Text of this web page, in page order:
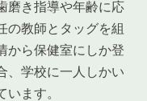
磨き指導や年齢に応
の教師とタッグを組
から保健室にしか登
、学校に一人しかい
ます。